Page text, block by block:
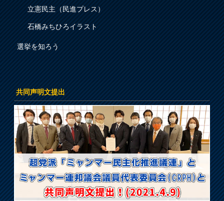
立憲民主（民進プレス）
石橋みちひろイラスト
選挙を知ろう
共同声明文提出